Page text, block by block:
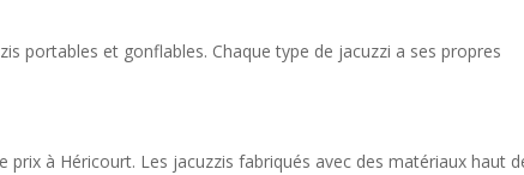
portables et gonflables. Chaque type de jacuzzi a ses propres
à Héricourt. Les jacuzzis fabriqués avec des matériaux haut